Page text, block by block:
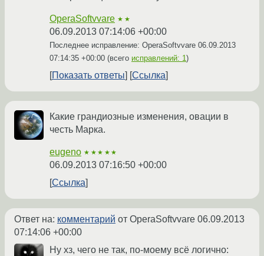
OperaSoftvvare ★★
06.09.2013 07:14:06 +00:00
Последнее исправление: OperaSoftvvare 06.09.2013
07:14:35 +00:00 (всего исправлений: 1)
Показать ответы Ссылка
Какие грандиозные изменения, овации в
честь Марка.
eugeno ★★★★★
06.09.2013 07:16:50 +00:00
Ссылка
Ответ на: комментарий от OperaSoftvvare 06.09.2013
07:14:06 +00:00
Ну хз, чего не так, по-моему всё логично: